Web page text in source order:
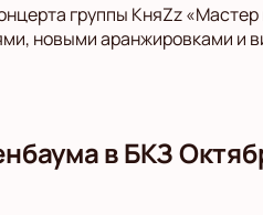
группы КняZz
новыми аранжировками и
в БКЗ